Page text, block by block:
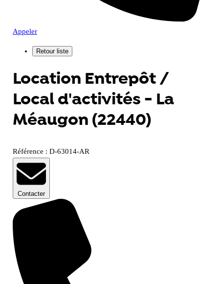
Appeler
Location Entrepôt /
Local d'activités - La
Méaugon (22440)
Référence : D-63014-AR
Contacter